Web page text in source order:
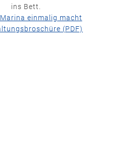
ins Bett.
einmalig macht
(PDF)